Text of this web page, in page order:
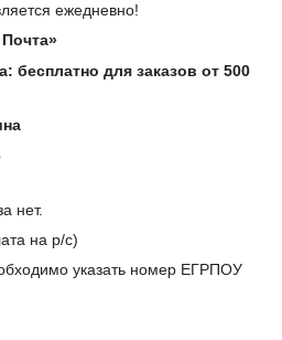
ежедневно!
бесплатно для заказов от 500
нет.
на р/с)
указать номер ЕГРПОУ